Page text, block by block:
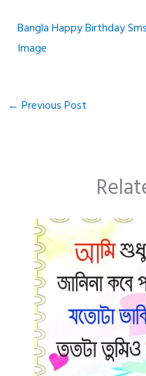
Bangla Happy Birthday
Image
← Previous Post